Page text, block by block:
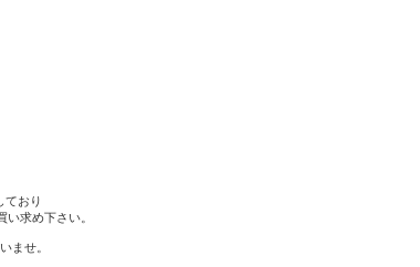
ており
求め下さい。
ませ。